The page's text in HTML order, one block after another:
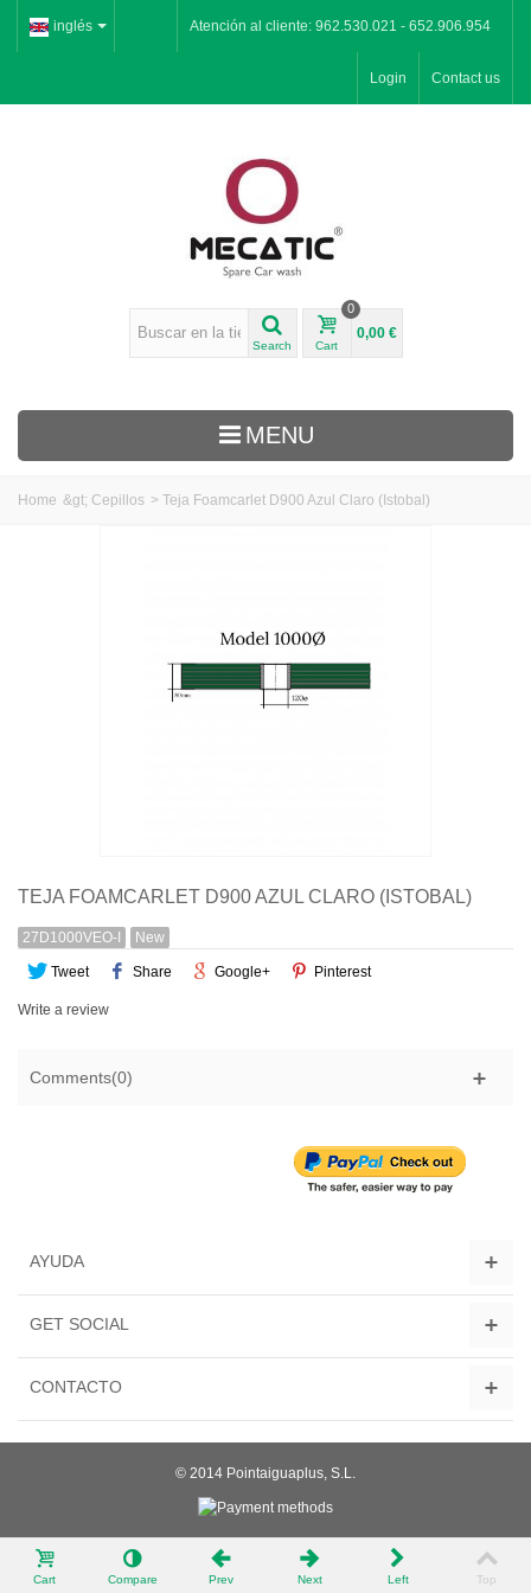
Atención al cliente: 962.530.021 - 652.906.954
inglés
Contact us
Login
Search Cart
0
0,00 €
MENU
Home &gt; Cepillos > Teja Foamcarlet D900 Azul Claro (Istobal)
TEJA FOAMCARLET D900 AZUL CLARO (ISTOBAL)
27D1000VEO-I New
Tweet Share Google+ Pinterest
Write a review
Comments(0)
AYUDA
GET SOCIAL
CONTACTO
© 2014 Pointaiguaplus, S.L.
Cart Compare Prev Next Left Top